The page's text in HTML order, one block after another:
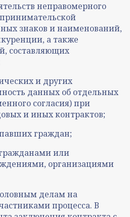
неправомерного
знаков и наименований,
а также
составляющих
и других
данных об отдельных
согласия) при
и иных контрактов;
граждан;
или
организациями
делам на
процесса. В